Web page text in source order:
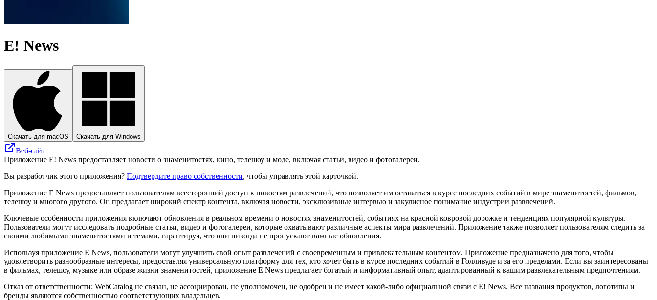
E! News
Скачать для macOS Скачать для Windows
Веб-сайт
Приложение E! News предоставляет новости о знаменитостях, кино, телешоу и моде, включая статьи, видео и фотогалереи.
Вы разработчик этого приложения? Подтвердите право собственности, чтобы управлять этой карточкой.
Приложение E News предоставляет пользователям всесторонний доступ к новостям развлечений, что позволяет им оставаться в курсе последних событий в мире знаменитостей, фильмов,
телешоу и многого другого. Он предлагает широкий спектр контента, включая новости, эксклюзивные интервью и закулисное понимание индустрии развлечений.
Ключевые особенности приложения включают обновления в реальном времени о новостях знаменитостей, событиях на красной ковровой дорожке и тенденциях популярной культуры.
Пользователи могут исследовать подробные статьи, видео и фотогалереи, которые охватывают различные аспекты мира развлечений. Приложение также позволяет пользователям следить за
своими любимыми знаменитостями и темами, гарантируя, что они никогда не пропускают важные обновления.
Используя приложение E News, пользователи могут улучшить свой опыт развлечений с своевременным и привлекательным контентом. Приложение предназначено для того, чтобы
удовлетворить разнообразные интересы, предоставляя универсальную платформу для тех, кто хочет быть в курсе последних событий в Голливуде и за его пределами. Если вы заинтересованы
в фильмах, телешоу, музыке или образе жизни знаменитостей, приложение E News предлагает богатый и информативный опыт, адаптированный к вашим развлекательным предпочтениям.
Отказ от ответственности: WebCatalog не связан, не ассоциирован, не уполномочен, не одобрен и не имеет какой-либо официальной связи с E! News. Все названия продуктов, логотипы и
бренды являются собственностью соответствующих владельцев.